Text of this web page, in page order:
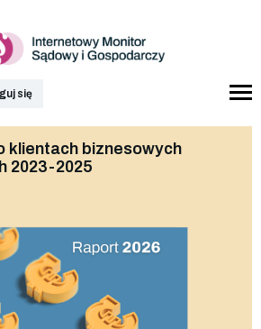
się
klientach biznesowych
2023-2025